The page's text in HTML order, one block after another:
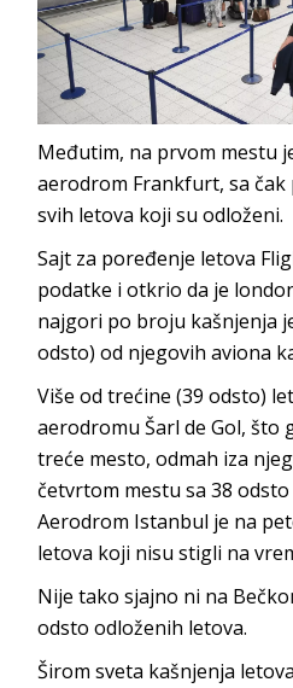
Međutim, na prvom mestu
aerodrom Frankfurt, sa čak
svih letova koji su odloženi.
Sajt za poređenje letova
podatke i otkrio da je
najgori po broju kašnjenja
odsto) od njegovih aviona
Više od trećine (39 odsto)
aerodromu Šarl de Gol, što
treće mesto, odmah iza
četvrtom mestu sa 38
Aerodrom Istanbul je na
letova koji nisu stigli na
Nije tako sjajno ni na
odsto odloženih letova.
Širom sveta kašnjenja